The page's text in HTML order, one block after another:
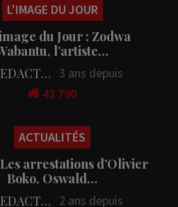
L'IMAGE DU JOUR
du Jour : Zodwa
l’artiste…
LA REDACTION 3 ans depuis
42 790
ACTUALITÉS
arrestations d’Olivier
Boko, Oswald…
LA REDACTION
2 ans depuis